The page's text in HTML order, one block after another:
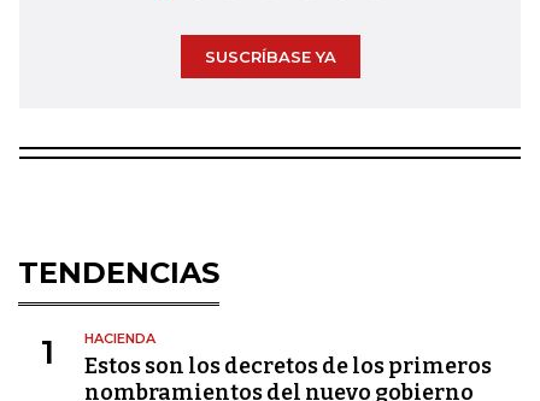
SUSCRÍBASE YA
TENDENCIAS
1 HACIENDA
Estos son los decretos de los primeros
nombramientos del nuevo gobierno